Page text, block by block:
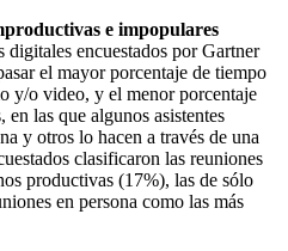
e impopulares
digitales encuestados por Gartner
el mayor porcentaje de tiempo
y/o video, y el menor porcentaje
las que algunos asistentes
y otros lo hacen a través de una
clasificaron las reuniones
productivas (17%), las de sólo
en persona como las más